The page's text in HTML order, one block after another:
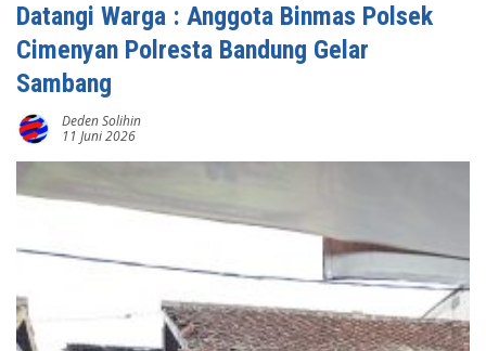
Datangi Warga : Anggota Binmas Polsek
Cimenyan Polresta Bandung Gelar
Sambang
Deden Solihin
11 Juni 2026